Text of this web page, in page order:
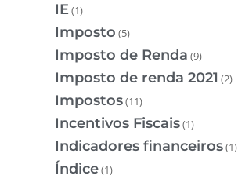
IE(1)
Imposto (5)
Imposto de Renda (9)
Imposto de renda 2021 (2)
Impostos(11)
Incentivos Fiscais(1)
Indicadores financeiros(1)
Índice(1)